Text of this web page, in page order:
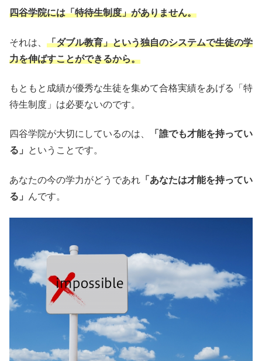
四谷学院には「特待生制度」がありません。
それは、 「ダブル教育」という独自のシステムで生徒の学
力を伸ばすことができるから。
もともと成績が優秀な生徒を集めて合格実績をあげる「特
待生制度」は必要ないのです。
四谷学院が大切にしているのは、
「誰でも才能を持ってい
る」
ということです。
あなたの今の学力がどうであれ 「あなたは才能を持ってい
る」
んです。